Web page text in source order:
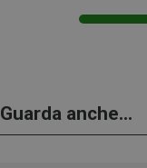
Guarda anche...